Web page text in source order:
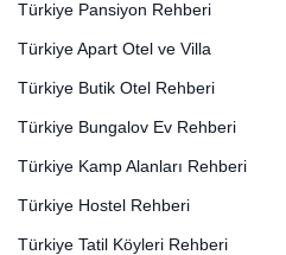
Türkiye Pansiyon Rehberi
Türkiye Apart Otel ve Villa
Türkiye Butik Otel Rehberi
Türkiye Bungalov Ev Rehberi
Türkiye Kamp Alanları Rehberi
Türkiye Hostel Rehberi
Türkiye Tatil Köyleri Rehberi